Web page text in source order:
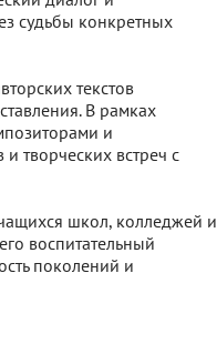
судьбы конкретных
текстов
В рамках
и
творческих встреч с
школ, колледжей и
воспитательный
поколений и